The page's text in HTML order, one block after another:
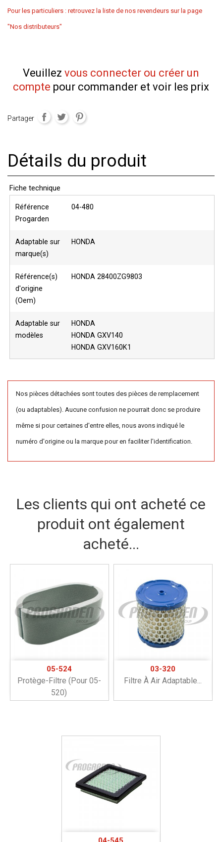
Pour les particuliers : retrouvez la liste de nos revendeurs sur la page
"Nos distributeurs"
Veuillez vous connecter ou créer un
compte pour commander et voir les prix
Partager
Détails du produit
Fiche technique
Référence
Progarden
04-480
Adaptable sur
marque(s)
HONDA
Référence(s)
d'origine
(Oem)
HONDA 28400ZG9803
Adaptable sur
modèles
HONDA
HONDA GXV140
HONDA GXV160K1
Nos pièces détachées sont toutes des pièces de remplacement
(ou adaptables). Aucune confusion ne pourrait donc se produire
même si pour certaines d'entre elles, nous avons indiqué le
numéro d'origine ou la marque pour en faciliter l'identification.
Les clients qui ont acheté ce
produit ont également
acheté...
05-524
Protège-Filtre (pour 05-
520)
03-320
Filtre À Air Adaptable...